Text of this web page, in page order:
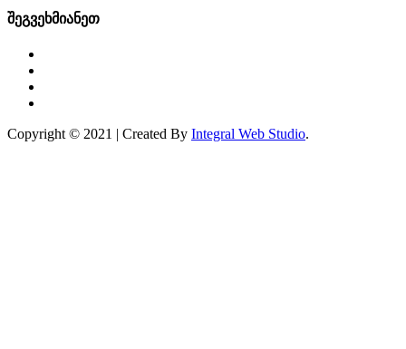
შეგვეხმიანეთ
Copyright © 2021 | Created By Integral Web Studio.